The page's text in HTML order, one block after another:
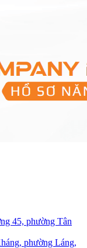
45, phường Tân
phường Láng,